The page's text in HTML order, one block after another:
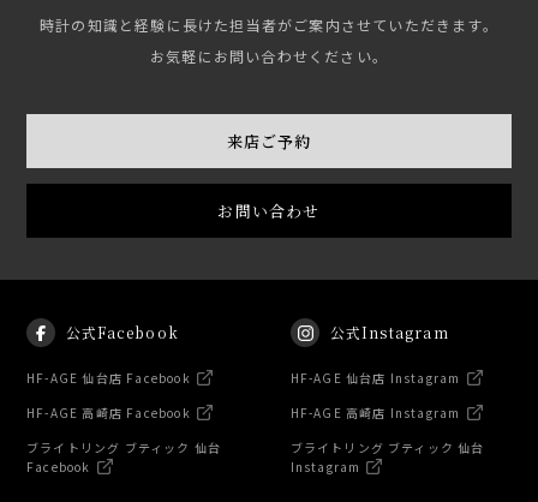
時計の知識と経験に長けた担当者がご案内させていただきます。
お気軽にお問い合わせください。
来店ご予約
お問い合わせ
公式Facebook
HF-AGE 仙台店 Facebook
HF-AGE 高崎店 Facebook
ブライトリング ブティック 仙台
Facebook
公式Instagram
HF-AGE 仙台店 Instagram
HF-AGE 高崎店 Instagram
ブライトリング ブティック 仙台
Instagram